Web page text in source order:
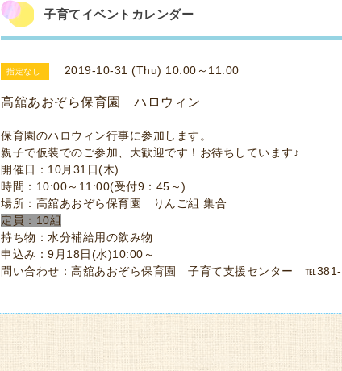
子育てイベントカレンダー
指定なし 2019-10-31 (Thu) 10:00～11:00
高舘あおぞら保育園 ハロウィン
保育園のハロウィン行事に参加します。
親子で仮装でのご参加、大歓迎です！お待ちしています♪
開催日：10月31日(木)
時間：10:00～11:00(受付9：45～)
場所：高舘あおぞら保育園 りんご組 集合
定員：10組
持ち物：水分補給用の飲み物
申込み：9月18日(水)10:00～
問い合わせ：高舘あおぞら保育園 子育て支援センター